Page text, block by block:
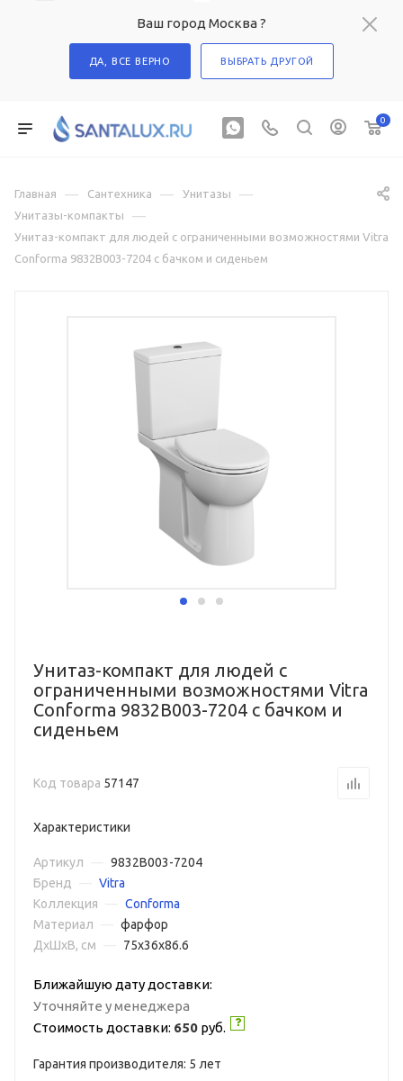
Ваш город Москва ?
ДА, ВСЕ ВЕРНО ВЫБРАТЬ ДРУГОЙ
0
Главная — Сантехника — Унитазы —
Унитазы-компакты —
Унитаз-компакт для людей с ограниченными возможностями Vitra
Conforma 9832B003-7204 с бачком и сиденьем
Унитаз-компакт для людей с
ограниченными возможностями Vitra
Conforma 9832B003-7204 с бачком и
сиденьем
Код товара 57147
Характеристики
Артикул
9832B003-7204
Бренд
Vitra
Коллекция
Conforma
Материал
фарфор
ДxШxВ, см
75x36x86.6
Ближайшую дату доставки:
Уточняйте у менеджера
Стоимость доставки: 650 руб.
Гарантия производителя: 5 лет